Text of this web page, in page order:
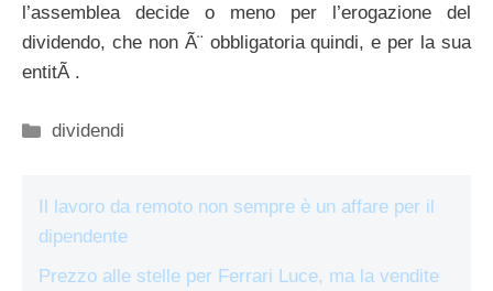
l’assemblea decide o meno per l’erogazione del
dividendo, che non Ã¨ obbligatoria quindi, e per la sua
entitÃ .
Categorie
dividendi
Il lavoro da remoto non sempre è un affare per il
dipendente
Prezzo alle stelle per Ferrari Luce, ma la vendite